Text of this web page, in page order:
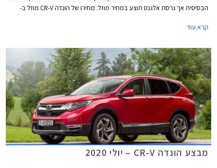
הבסיסית אך גרסת אלגנס תוצע במחיר מוזל. מחירו של הונדה CR-V מוזל ב-
קרא עוד
מבצע הונדה CR-V – יולי 2020